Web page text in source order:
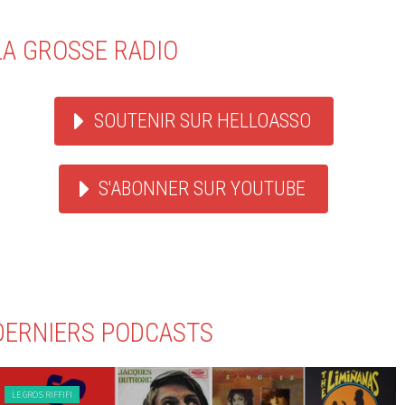
GROSSE RADIO
SOUTENIR SUR HELLOASSO
S'ABONNER SUR YOUTUBE
PODCASTS
LE GROS RIFFIFI